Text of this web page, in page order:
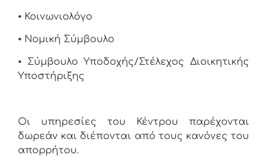
⦁ Κοινωνιολόγο
⦁ Νομική Σύμβουλο
⦁ Σύμβουλο Υποδοχής/Στέλεχος Διοικητικής
Υποστήριξης
Οι υπηρεσίες του Κέντρου παρέχονται
δωρεάν και διέπονται από τους κανόνες του
απορρήτου.